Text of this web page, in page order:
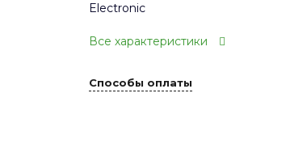
Electronic
Все характеристики
Способы оплаты